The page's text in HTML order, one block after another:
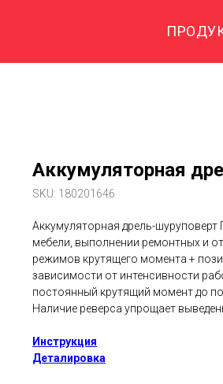
Аккумуляторная
SKU: 180201646
Аккумуляторная дрель-
мебели, выполнении ремонтных и
режимов крутящего момента +
зависимости от интенсивности
постоянный крутящий момент до
Наличие реверса упрощает
Инструкция
Деталировка